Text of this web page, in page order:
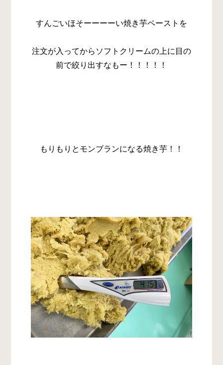
すんごいほそーーーーい焼き芋ペーストを
注文が入ってからソフトクリームの上に目の
前で絞り出すなもー！！！！！
もりもりとモンブランになる焼き芋！！